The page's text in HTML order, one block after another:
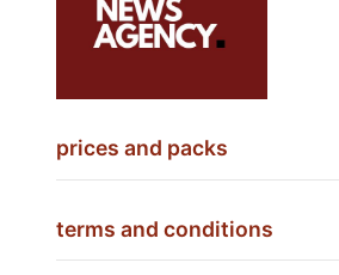
prices and packs
terms and conditions